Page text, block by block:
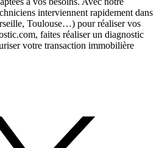
interviennent rapidement dans
Toulouse…) pour réaliser vos
faites réaliser un diagnostic
votre transaction immobilière